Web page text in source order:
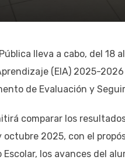
lleva a cabo, del 18
(EIA) 2025-
de Evaluación y
comparar los
2025, con el
Escolar, los avances del